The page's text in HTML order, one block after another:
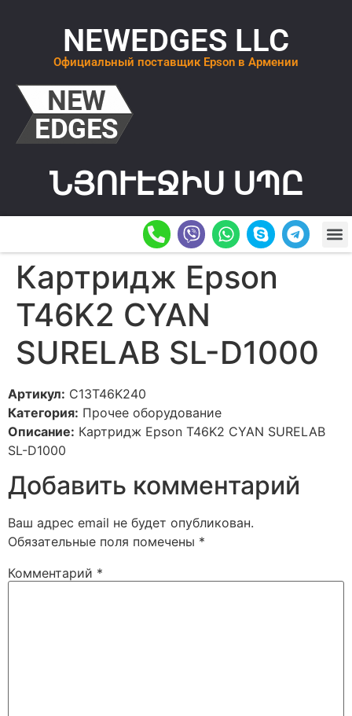
NEWEDGES LLC
Официальный поставщик Epson в Армении
ՆՅՈՒԷՋԻՍ ՍՊԸ
Картридж Epson
T46K2 CYAN
SURELAB SL-D1000
Артикул: C13T46K240
Категория: Прочее оборудование
Описание: Картридж Epson T46K2 CYAN SURELAB
SL-D1000
Добавить комментарий
Ваш адрес email не будет опубликован.
Обязательные поля помечены *
Комментарий *